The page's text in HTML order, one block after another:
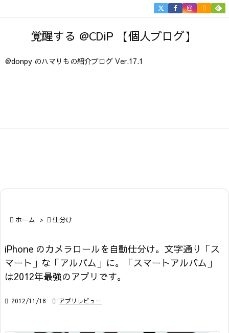
覚醒する @CDiP 【個人ブログ】
@donpy のハマりもの紹介ブログ Ver.17.1


 ホーム >  仕分け
iPhone のカメラロールを自動仕分け。文字通り「ス
マート」な「アルバム」に。「スマートアルバム」
は2012年最強のアプリです。
 2012/11/18  アプリレビュー